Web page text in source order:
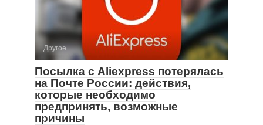
Другое
Посылка с Aliexpress потерялась
на Почте России: действия,
которые необходимо
предпринять, возможные
причины